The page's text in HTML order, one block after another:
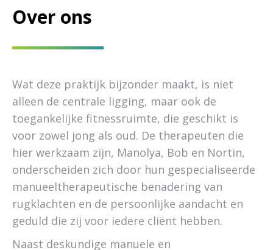
Over ons
Wat deze praktijk bijzonder maakt, is niet
alleen de centrale ligging, maar ook de
toegankelijke fitnessruimte, die geschikt is
voor zowel jong als oud. De therapeuten die
hier werkzaam zijn, Manolya, Bob en Nortin,
onderscheiden zich door hun gespecialiseerde
manueeltherapeutische benadering van
rugklachten en de persoonlijke aandacht en
geduld die zij voor iedere cliënt hebben.
Naast deskundige manuele en